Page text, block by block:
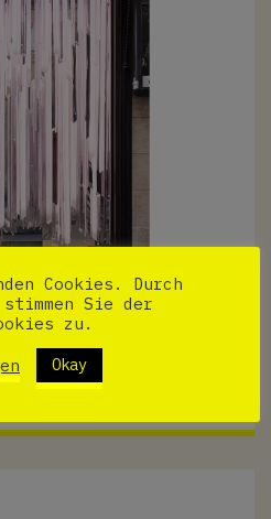
Cookies. Durch
Sie der
zu.
Okay